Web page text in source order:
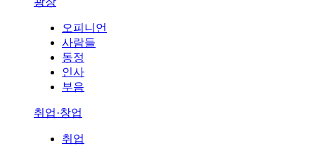
오피니언
사람들
동정
인사
부음
취업·창업
취업